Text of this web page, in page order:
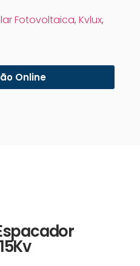
Fotovoltaica, Kvlux,
Online